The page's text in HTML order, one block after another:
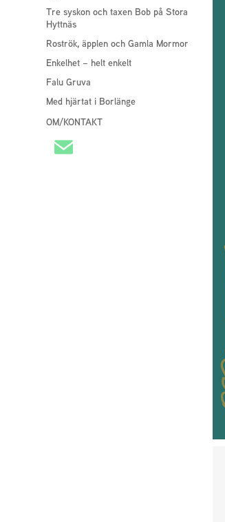
Tre syskon och taxen Bob på Stora
Hyttnäs
Roströk, äpplen och Gamla Mormor
Enkelhet – helt enkelt
Falu Gruva
Med hjärtat i Borlänge
OM/KONTAKT